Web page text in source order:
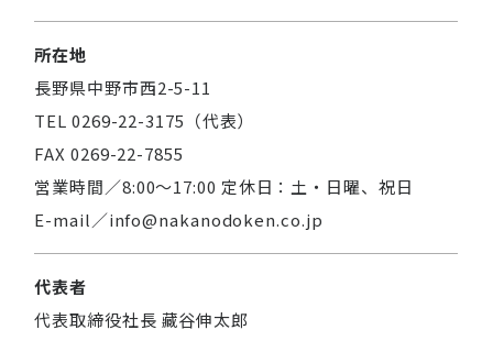
所在地
長野県中野市西2-5-11
TEL 0269-22-3175（代表）
FAX 0269-22-7855
営業時間／8:00～17:00 定休日：土・日曜、祝日
E-mail／info@nakanodoken.co.jp
代表者
代表取締役社長 藏谷伸太郎